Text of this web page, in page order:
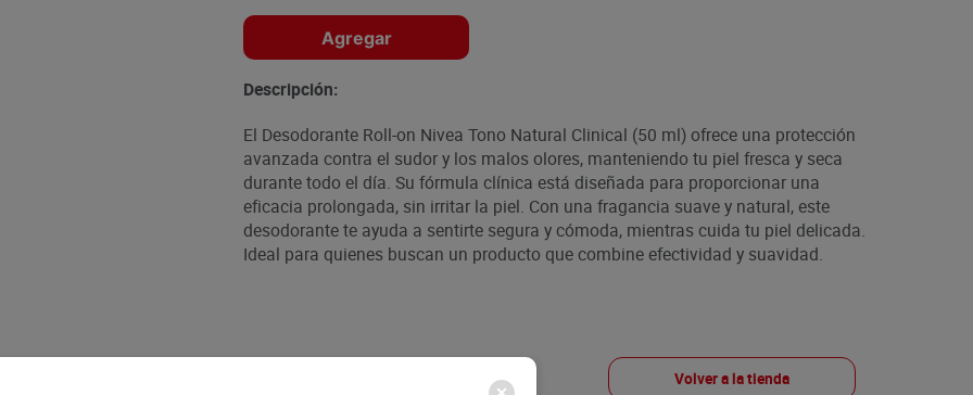
Agregar
Descripción:
El Desodorante Roll-on Nivea Tono Natural Clinical (50 ml) ofrece una protección
avanzada contra el sudor y los malos olores, manteniendo tu piel fresca y seca
durante todo el día. Su fórmula clínica está diseñada para proporcionar una
eficacia prolongada, sin irritar la piel. Con una fragancia suave y natural, este
desodorante te ayuda a sentirte segura y cómoda, mientras cuida tu piel delicada.
Ideal para quienes buscan un producto que combine efectividad y suavidad.
Volver a la tienda